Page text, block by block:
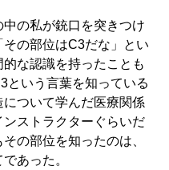
中の私が銃口を突きつけ
その部位はC3だな」とい
的な認識を持ったことも
という言葉を知っている
について学んだ医療関係
ンストラクターぐらいだ
の部位を知ったのは、
あった。